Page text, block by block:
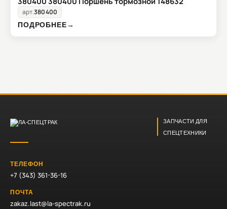
арт.380400
ПОДРОБНЕЕ→
ЗАПЧАСТИ ДЛЯ
СПЕЦТЕХНИКИ
ТЕЛЕФОН
+7 (343) 361-36-16
ПОЧТА
zakaz.last@la-spectrak.ru